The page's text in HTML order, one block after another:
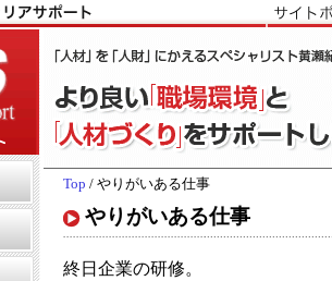
Top / やりがいある仕事
やりがいある仕事
終日企業の研修。